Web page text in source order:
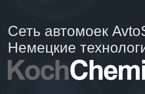
Сеть автомоек
Немецкие